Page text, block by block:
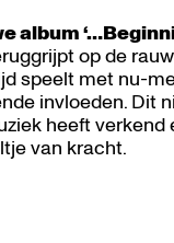
album
op de
speelt met nu-
invloeden. Dit
heeft
van kracht.